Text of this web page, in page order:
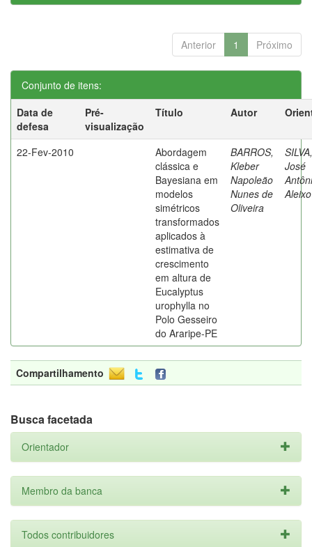
Anterior 1 Próximo
Conjunto de itens:
Data de
defesa
Pré-
visualização
Título Autor
22-Fev-2010
Abordagem
clássica e
Bayesiana em
modelos
simétricos
transformados
aplicados à
estimativa de
crescimento
em altura de
Eucalyptus
urophylla no
Polo Gesseiro
do Araripe-PE
BARROS,
Kleber
Napoleão
Nunes de
Oliveira
SILVA,
José
Compartilhamento
Busca facetada
Orientador
Membro da banca
Todos contribuidores